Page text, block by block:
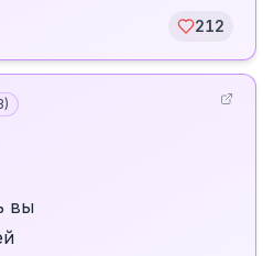
212
)
вы